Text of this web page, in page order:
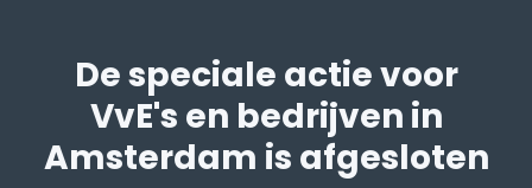
De speciale actie voor
VvE's en bedrijven in
Amsterdam is afgesloten